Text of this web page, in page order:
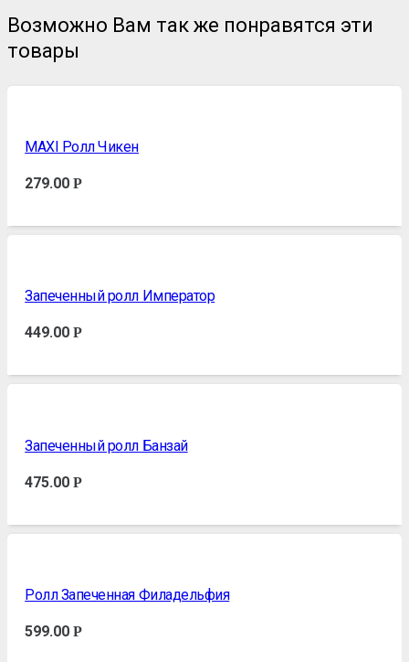
Возможно Вам так же понравятся эти
товары
MAXI Ролл Чикен
279.00Р
Запеченный ролл Император
449.00Р
Запеченный ролл Банзай
475.00Р
Ролл Запеченная Филадельфия
599.00Р